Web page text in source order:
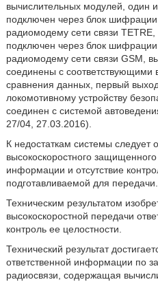
вычислительных модулей, один
подключен через блок
радиомодему сети связи
подключен через блок
радиомодему сети связи GSM,
соединены с соответствующими
сравнения данных, первый
локомотивному устройству
соединен с системой
27/04, 27.03.2016).
К недостаткам системы следует
высокоскоростного
информации и отсутствие
подготавливаемой для передачи.
Техническим результатом
высокоскоростной передачи
контроль ее целостности.
Технический результат
ответственной информации по
радиосвязи, содержащая